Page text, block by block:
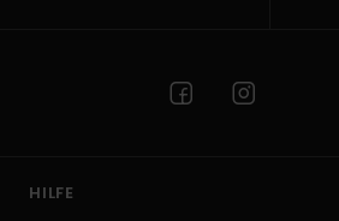
HILFE